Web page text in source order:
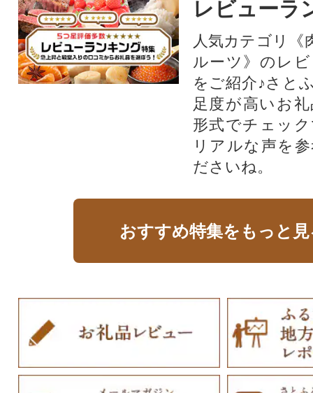
レビューラ
人気カテゴリ《
ルーツ》のレ
をご紹介♪さと
足度が高いお
形式でチェッ
リアルな声を
ださいね。
おすすめ特集をもっと